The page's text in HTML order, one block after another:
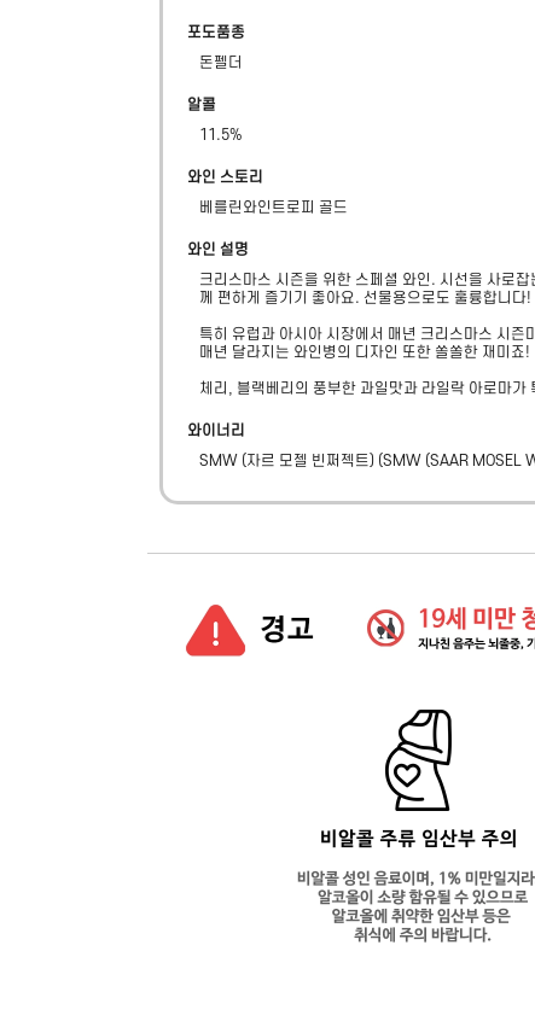
포도품종
돈펠더
알콜
11.5%
와인 스토리
베를린와인트로피 골드
와인 설명
크리스마스 시즌을 위한 스페셜 와인. 시선을 사로
께 편하게 즐기기 좋아요. 선물용으로도 훌륭합니다!
특히 유럽과 아시아 시장에서 매년 크리스마스 시
매년 달라지는 와인병의 디자인 또한 쏠쏠한 재미죠!
체리, 블랙베리의 풍부한 과일맛과 라일락 아로마가
와이너리
SMW (자르 모젤 빈쩌젝트) (SMW (SAAR MOSEL